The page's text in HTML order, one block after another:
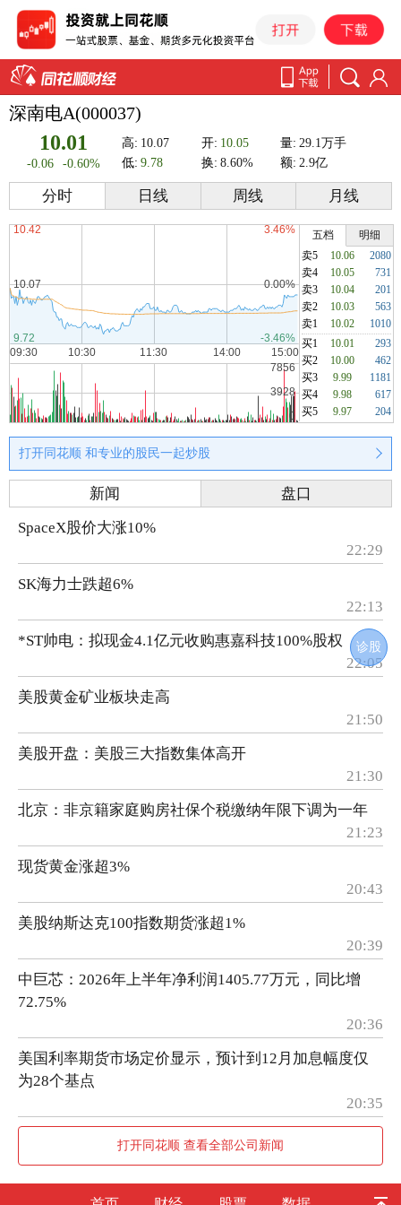
深南电A(000037)
10.01
-0.06 -0.60%
高: 10.07 开: 10.05 量: 29.1万手
低: 9.78 换: 8.60% 额: 2.9亿
分时 日线 周线 月线
五档
明细
卖5
10.06
2080
卖4
10.05
731
卖3
10.04
201
卖2
10.03
563
卖1
10.02
1010
买1
10.01
293
买2
10.00
462
买3
9.99
1181
买4
9.98
617
买5
9.97 204
打开同花顺 和专业的股民一起炒股
诊股
新闻
盘口
SpaceX股价大涨10%
22:29
SK海力士跌超6%
22:13
*ST帅电：拟现金4.1亿元收购惠嘉科技100%股权
22:05
美股黄金矿业板块走高
21:50
美股开盘：美股三大指数集体高开
21:30
北京：非京籍家庭购房社保个税缴纳年限下调为一年
21:23
现货黄金涨超3%
20:43
美股纳斯达克100指数期货涨超1%
20:39
中巨芯：2026年上半年净利润1405.77万元，同比增
72.75%
20:36
美国利率期货市场定价显示，预计到12月加息幅度仅
为28个基点
20:35
打开同花顺 查看全部公司新闻